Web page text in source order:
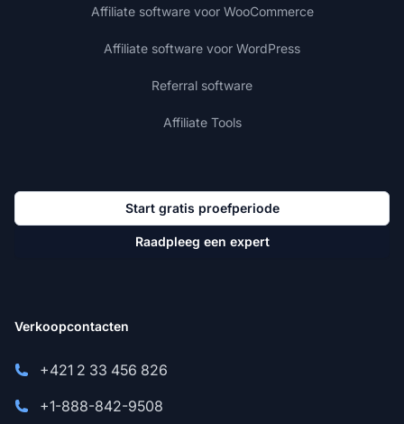
Affiliate software voor WooCommerce
Affiliate software voor WordPress
Referral software
Affiliate Tools
Start gratis proefperiode
Raadpleeg een expert
Verkoopcontacten
+421 2 33 456 826
+1-888-842-9508